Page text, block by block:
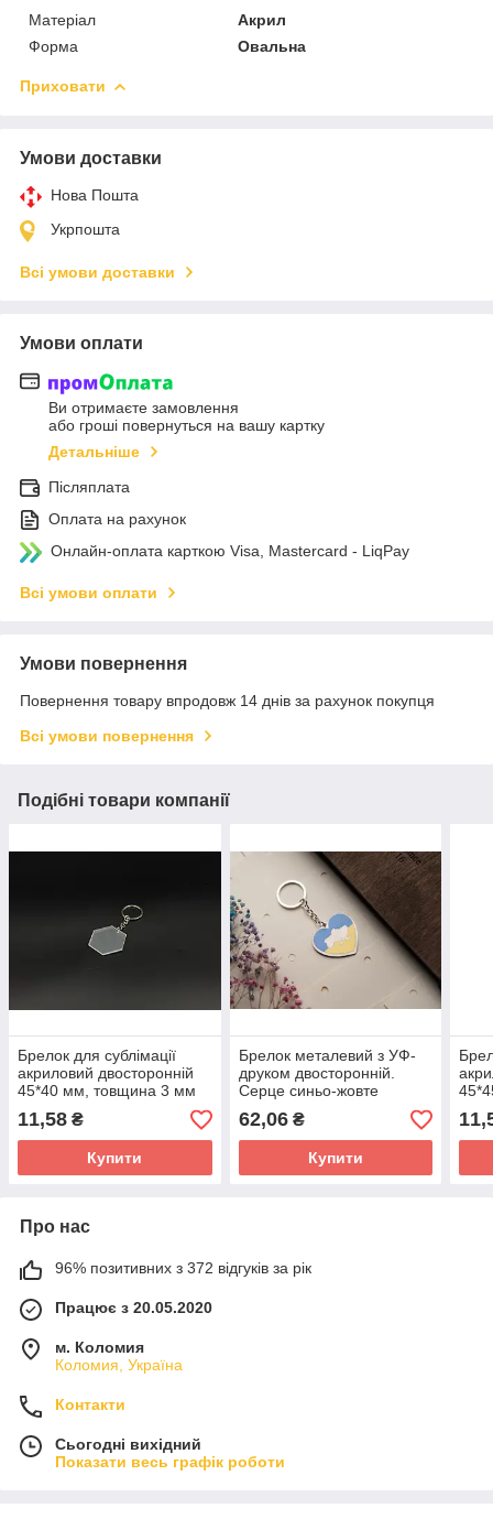
Матеріал
Акрил
Форма
Овальна
Приховати
Умови доставки
Нова Пошта
Укрпошта
Всі умови доставки
Умови оплати
Ви отримаєте замовлення
або гроші повернуться на вашу картку
Детальніше
Післяплата
Оплата на рахунок
Онлайн-оплата карткою Visa, Mastercard - LiqPay
Всі умови оплати
Умови повернення
Повернення товару впродовж 14 днів за рахунок покупця
Всі умови повернення
Подібні товари компанії
Брелок для сублімації
акриловий двосторонній
45*40 мм, товщина 3 мм
11,58 ₴
Купити
Брелок металевий з УФ-
друком двосторонній.
Серце синьо-жовте
62,06₴
Купити
Про нас
96% позитивних з 372 відгуків за рік
Працює з 20.05.2020
м. Коломия
Коломия, Україна
Контакти
Сьогодні вихідний
Показати весь графік роботи